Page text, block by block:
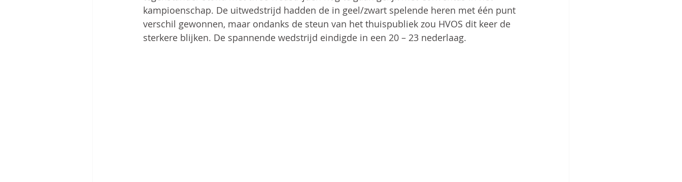
kampioenschap. De uitwedstrijd hadden de in geel/zwart spelende heren met één punt
verschil gewonnen, maar ondanks de steun van het thuispubliek zou HVOS dit keer de
sterkere blijken. De spannende wedstrijd eindigde in een 20 – 23 nederlaag.